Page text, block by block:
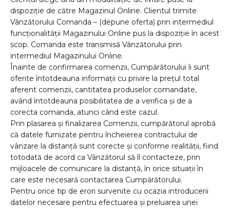
dispoziție de către Magazinul Online. Clientul trimite
Vânzătorului Comanda – (depune oferta) prin intermediul
funcționalității Magazinului Online pus la dispoziție în acest
scop. Comanda este transmisă Vânzătorului prin
intermediul Magazinului Online.
Înainte de confirmarea comenzii, Cumpărătorului îi sunt
oferite întotdeauna informații cu privire la prețul total
aferent comenzii, cantitatea produselor comandate,
având întotdeauna posibilitatea de a verifica și de a
corecta comanda, atunci când este cazul.
Prin plasarea și finalizarea Comenzii, cumpărătorul aprobă
că datele furnizate pentru încheierea contractului de
vânzare la distanță sunt corecte și conforme realității, fiind
totodată de acord ca Vânzătorul să îl contacteze, prin
mijloacele de comunicare la distanță, în orice situații în
care este necesară contactarea Cumpărătorului.
Pentru orice tip de erori survenite cu ocazia introducerii
datelor necesare pentru efectuarea și preluarea unei